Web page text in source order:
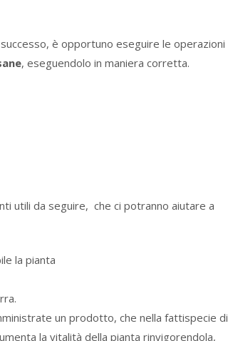
è opportuno eseguire le operazioni
, eseguendolo in maniera corretta.
utili da seguire, che ci potranno aiutare a
la pianta
un prodotto, che nella fattispecie di
la vitalità della pianta rinvigorendola,